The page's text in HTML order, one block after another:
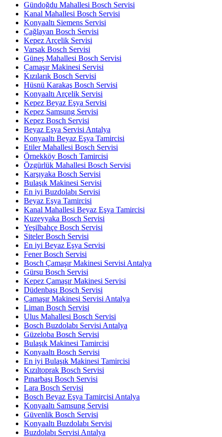
Gündoğdu Mahallesi Bosch Servisi
Kanal Mahallesi Bosch Servisi
Konyaaltı Siemens Servisi
Çağlayan Bosch Servisi
Kepez Arçelik Servisi
Varsak Bosch Servisi
Güneş Mahallesi Bosch Servisi
Çamaşır Makinesi Servisi
Kızılarık Bosch Servisi
Hüsnü Karakaş Bosch Servisi
Konyaaltı Arçelik Servisi
Kepez Beyaz Eşya Servisi
Kepez Samsung Servisi
Kepez Bosch Servisi
Beyaz Eşya Servisi Antalya
Konyaaltı Beyaz Eşya Tamircisi
Etiler Mahallesi Bosch Servisi
Örnekköy Bosch Tamircisi
Özgürlük Mahallesi Bosch Servisi
Karşıyaka Bosch Servisi
Bulaşık Makinesi Servisi
En iyi Buzdolabı Servisi
Beyaz Eşya Tamircisi
Kanal Mahallesi Beyaz Eşya Tamircisi
Kuzeyyaka Bosch Servisi
Yeşilbahçe Bosch Servisi
Siteler Bosch Servisi
En iyi Beyaz Eşya Servisi
Fener Bosch Servisi
Bosch Çamaşır Makinesi Servisi Antalya
Gürsu Bosch Servisi
Kepez Çamaşır Makinesi Servisi
Düdenbaşı Bosch Servisi
Çamaşır Makinesi Servisi Antalya
Liman Bosch Servisi
Ulus Mahallesi Bosch Servisi
Bosch Buzdolabı Servisi Antalya
Güzeloba Bosch Servisi
Bulaşık Makinesi Tamircisi
Konyaaltı Bosch Servisi
En iyi Bulaşık Makinesi Tamircisi
Kızıltoprak Bosch Servisi
Pınarbaşı Bosch Servisi
Lara Bosch Servisi
Bosch Beyaz Eşya Tamircisi Antalya
Konyaaltı Samsung Servisi
Güvenlik Bosch Servisi
Konyaaltı Buzdolabı Servisi
Buzdolabı Servisi Antalya